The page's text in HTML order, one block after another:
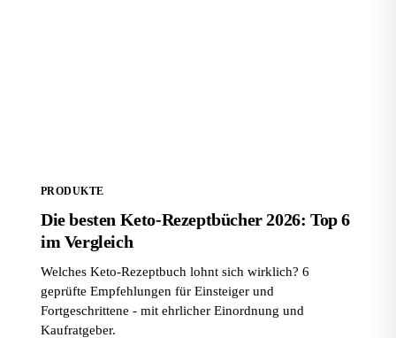
PRODUKTE
Die besten Keto-Rezeptbücher 2026: Top 6
im Vergleich
Welches Keto-Rezeptbuch lohnt sich wirklich? 6
geprüfte Empfehlungen für Einsteiger und
Fortgeschrittene - mit ehrlicher Einordnung und
Kaufratgeber.